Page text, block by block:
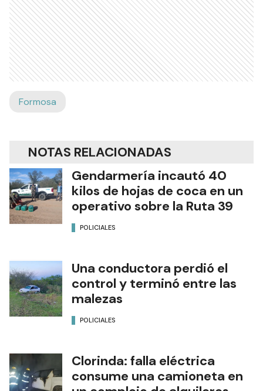
Formosa
NOTAS RELACIONADAS
Gendarmería incautó 40
kilos de hojas de coca en un
operativo sobre la Ruta 39
POLICIALES
Una conductora perdió el
control y terminó entre las
malezas
POLICIALES
Clorinda: falla eléctrica
consume una camioneta en